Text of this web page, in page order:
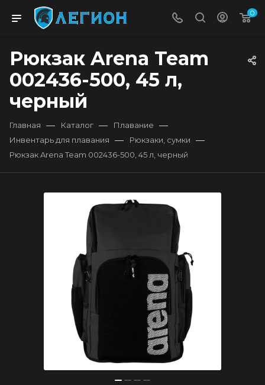
0
Рюкзак Arena Team
002436-500, 45 л,
черный
Главная — Каталог — Плавание —
Инвентарь для плавания — Рюкзаки, сумки —
Рюкзак Arena Team 002436-500, 45 л, черный